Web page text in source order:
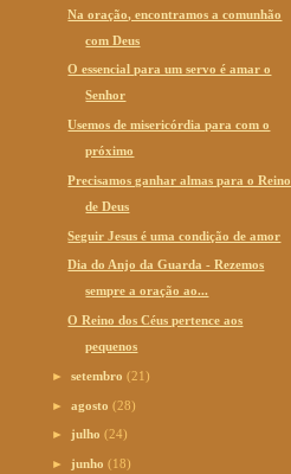
Na oração, encontramos a comunhão
com Deus
O essencial para um servo é amar o
Senhor
Usemos de misericórdia para com o
próximo
Precisamos ganhar almas para o Reino
de Deus
Seguir Jesus é uma condição de amor
Dia do Anjo da Guarda - Rezemos
sempre a oração ao...
O Reino dos Céus pertence aos
pequenos
►setembro(21)
►agosto(28)
► julho(24)
► junho(18)